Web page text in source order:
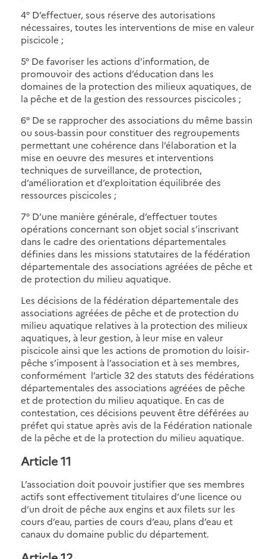
4° D’effectuer, sous réserve des autorisations
nécessaires, toutes les interventions de mise en valeur
piscicole ;
5° De favoriser les actions d’information, de
promouvoir des actions d’éducation dans les
domaines de la protection des milieux aquatiques, de
la pêche et de la gestion des ressources piscicoles ;
6° De se rapprocher des associations du même bassin
ou sous-bassin pour constituer des regroupements
permettant une cohérence dans l’élaboration et la
mise en oeuvre des mesures et interventions
techniques de surveillance, de protection,
d’amélioration et d’exploitation équilibrée des
ressources piscicoles ;
7° D’une manière générale, d’effectuer toutes
opérations concernant son objet social s’inscrivant
dans le cadre des orientations départementales
définies dans les missions statutaires de la fédération
départementale des associations agréées de pêche et
de protection du milieu aquatique.
Les décisions de la fédération départementale des
associations agréées de pêche et de protection du
milieu aquatique relatives à la protection des milieux
aquatiques, à leur gestion, à leur mise en valeur
piscicole ainsi que les actions de promotion du loisir-
pêche s’imposent à l’association et à ses membres,
conformément l’article 32 des statuts des fédérations
départementales des associations agréées de pêche
et de protection du milieu aquatique. En cas de
contestation, ces décisions peuvent être déférées au
préfet qui statue après avis de la Fédération nationale
de la pêche et de la protection du milieu aquatique.
Article 11
L’association doit pouvoir justifier que ses membres
actifs sont effectivement titulaires d’une licence ou
d’un droit de pêche aux engins et aux filets sur les
cours d’eau, parties de cours d’eau, plans d’eau et
canaux du domaine public du département.